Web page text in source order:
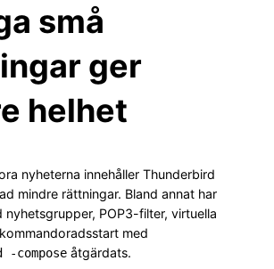
små
ger
helhet
nyheterna innehåller Thunderbird
mindre rättningar. Bland annat har
nyhetsgrupper, POP3-filter, virtuella
med
compose åtgärdats.